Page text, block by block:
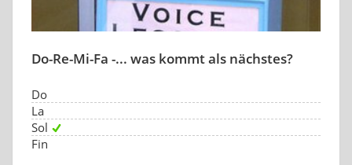
Do-Re-Mi-Fa -... was kommt als nächstes?
Do
La
Sol
Fin